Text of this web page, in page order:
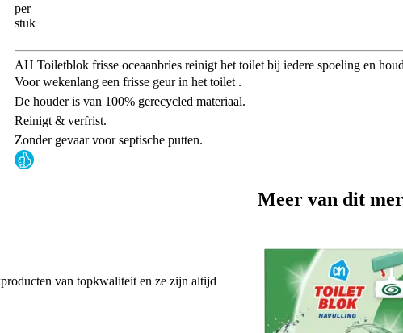
per
stuk
AH Toiletblok frisse oceaanbries reinigt het toilet bij iedere spoeling en
Voor wekenlang een frisse geur in het toilet .
De houder is van 100% gerecycled materiaal.
Reinigt & verfrist.
Zonder gevaar voor septische putten.
van topkwaliteit en ze zijn altijd
Meer van dit